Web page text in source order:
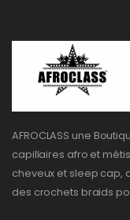
AFROCLASS une
capillaires afro et
cheveux et sleep cap,
des crochets braids